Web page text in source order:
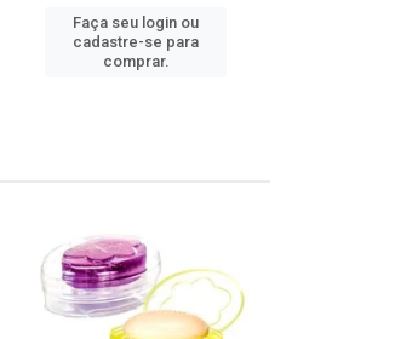
Faça seu login ou
cadastre-se para
comprar.